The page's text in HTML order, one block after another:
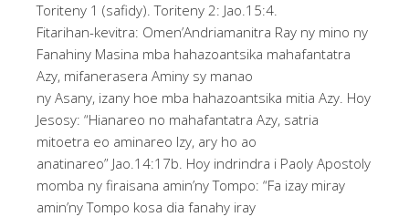
Toriteny 1 (safidy). Toriteny 2: Jao.15:4.
Fitarihan-kevitra: Omen’Andriamanitra Ray ny mino ny
Fanahiny Masina mba hahazoantsika mahafantatra
Azy, mifanerasera Aminy sy manao
ny Asany, izany hoe mba hahazoantsika mitia Azy. Hoy
Jesosy: “Hianareo no mahafantatra Azy, satria
mitoetra eo aminareo Izy, ary ho ao
anatinareo” Jao.14:17b. Hoy indrindra i Paoly Apostoly
momba ny firaisana amin’ny Tompo: “Fa izay miray
amin’ny Tompo kosa dia fanahy iray